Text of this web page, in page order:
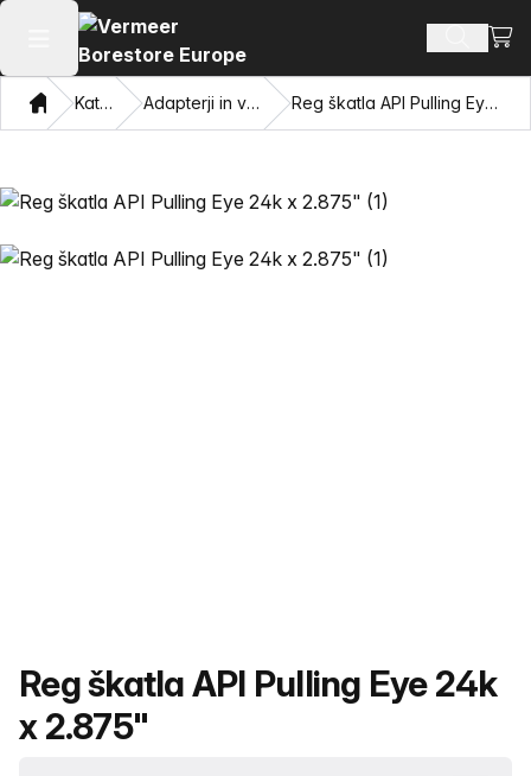
Odpri glavni meni Iskanje
DomaKatalog Adapterji in vlečne oči Reg škatla API Pulling Eye 24k x 2.875"
Ime izdelka
Reg škatla API Pulling Eye 24k
x 2.875"